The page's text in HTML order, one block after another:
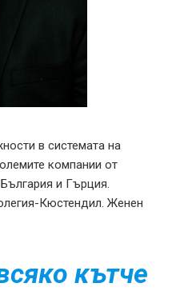
в системата на
компании от
и Гърция.
Кюстендил. Женен
кътче